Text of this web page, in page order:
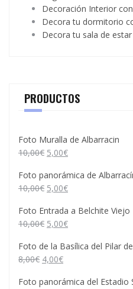
Decoración Interior
Decora tu dormitorio
Decora tu sala de
PRODUCTOS
Foto Muralla de Albarracin
10,00€ 5,00€
Foto panorámica de
10,00€ 5,00€
Foto Entrada a Belchite Viejo
10,00€ 5,00€
Foto de la Basílica del Pilar
8,00€ 4,00€
Foto panorámica del Estadio